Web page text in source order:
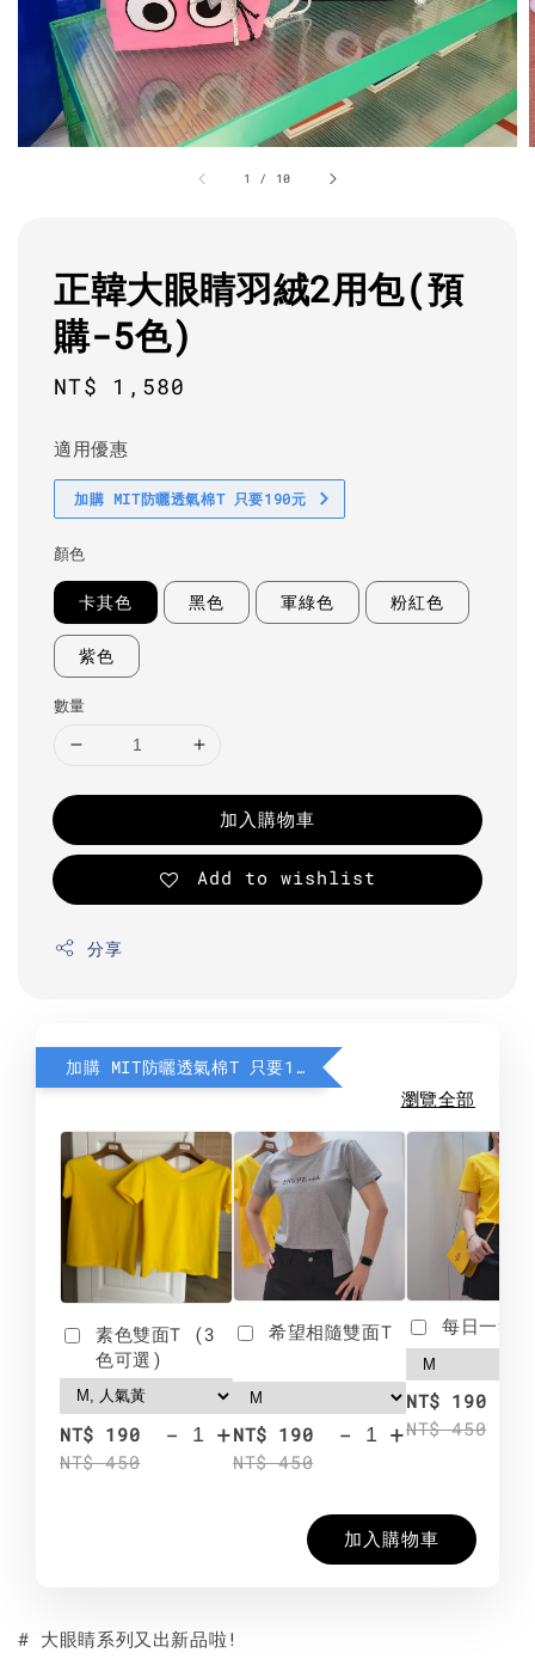
1 / 10
正韓大眼睛羽絨2用包(預
購-5色)
Regular
NT$ 1,580
適用優惠
加購 MIT防曬透氣棉T 只要190元
顏色
卡其色 黑色 軍綠色 粉紅色
紫色
數量
加入購物車
Add to wishlist
分享
加購 MIT防曬透氣棉T 只要190元
瀏覽全部
素色雙面T (3
色可選)
NT$ 190
NT$ 450
- +
希望相隨雙面T
NT$ 190
NT$ 450
- +
每日一笑
NT$ 190
NT$ 450
加入購物車
# 大眼睛系列又出新品啦!